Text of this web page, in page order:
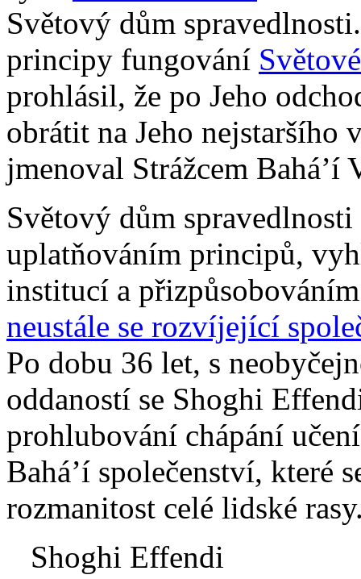
Světový dům
principy fungování
prohlásil, že po Jeho
obrátit na Jeho nejstaršího
jmenoval Strážcem Bahá’í
Světový dům
uplatňováním principů,
institucí a
neustále se rozvíjející
Po dobu 36 let, s
oddaností se Shoghi
prohlubování chápání
Bahá’í společenství, které
rozmanitost celé lidské
Shoghi Effendi